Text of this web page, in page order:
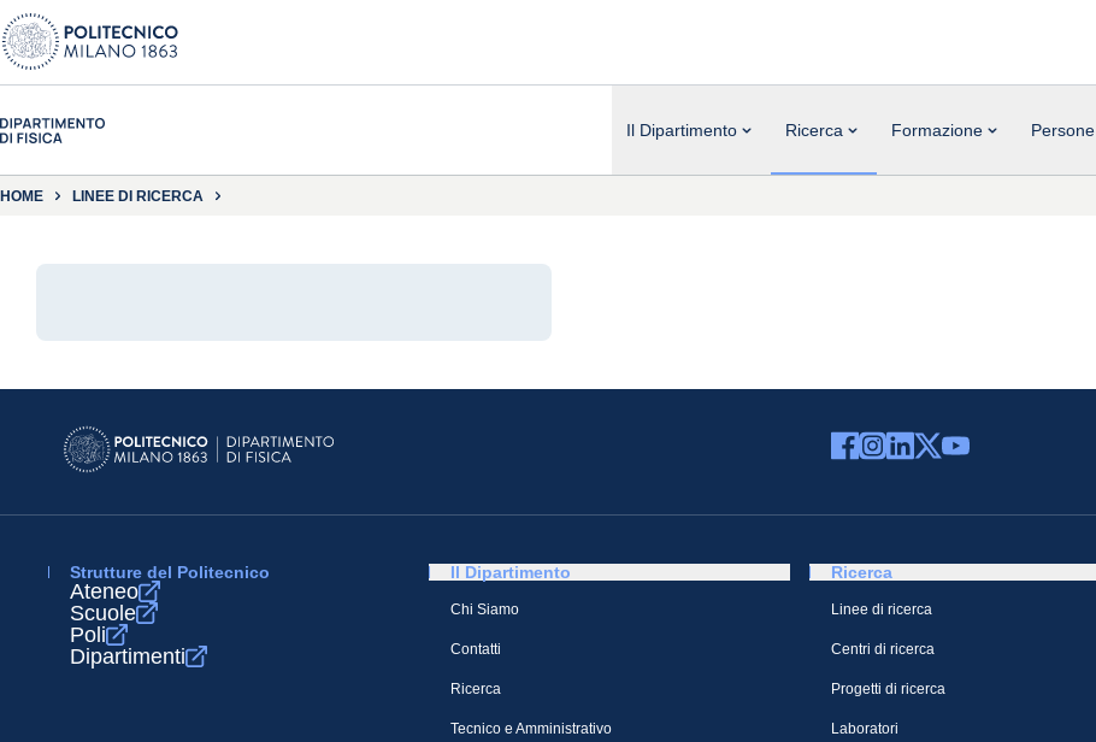
Il Dipartimento Ricerca Formazione Persone
HOME LINEE DI RICERCA
Strutture del Politecnico
Ateneo
Scuole
Poli
Dipartimenti
Il Dipartimento
Chi Siamo
Contatti
Ricerca
Tecnico e Amministrativo
Ricerca
Linee di ricerca
Centri di ricerca
Progetti di ricerca
Laboratori